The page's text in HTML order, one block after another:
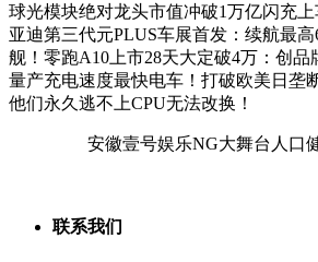
球光模块绝对龙头市值冲破1万亿闪充
亚迪第三代元PLUS车展首发：续航最
舰！零跑A10上市28天大定破4万：创
量产充电速度最快电车！打破欧美日垄
他们永久逃不上CPU无法改换！
安徽壹号娱乐NG大舞台人口
联系我们